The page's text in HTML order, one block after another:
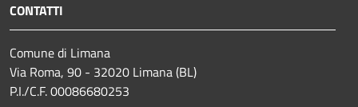
CONTATTI
Comune di Limana
Via Roma, 90 - 32020 Limana (BL)
P.I./C.F. 00086680253